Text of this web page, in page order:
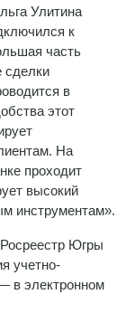
Улитина
к
часть
сделки
в
этот
На
проходит
высокий
инструментам».
Югры
учетно-
в электронном